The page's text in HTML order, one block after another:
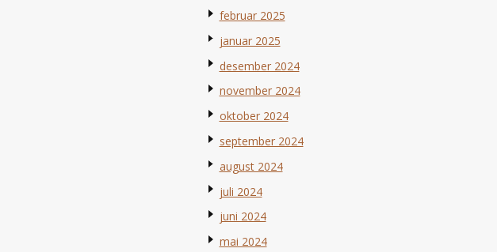
februar 2025
januar 2025
desember 2024
november 2024
oktober 2024
september 2024
august 2024
juli 2024
juni 2024
mai 2024